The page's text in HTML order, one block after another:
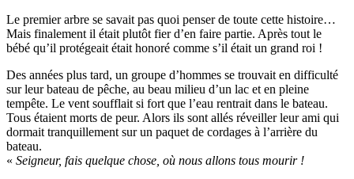
Le premier arbre se savait pas quoi penser de toute cette histoire…
Mais finalement il était plutôt fier d’en faire partie. Après tout le
bébé qu’il protégeait était honoré comme s’il était un grand roi !
Des années plus tard, un groupe d’hommes se trouvait en difficulté
sur leur bateau de pêche, au beau milieu d’un lac et en pleine
tempête. Le vent soufflait si fort que l’eau rentrait dans le bateau.
Tous étaient morts de peur. Alors ils sont allés réveiller leur ami qui
dormait tranquillement sur un paquet de cordages à l’arrière du
bateau.
« Seigneur, fais quelque chose, où nous allons tous mourir !